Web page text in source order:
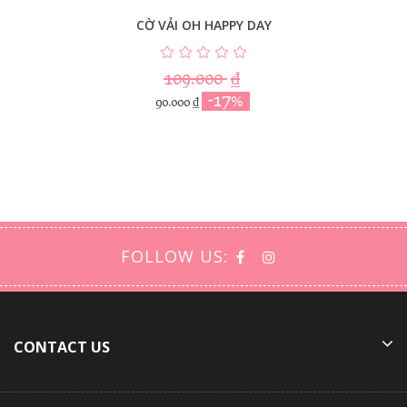
CỜ VẢI OH HAPPY DAY
109.000₫
90.000₫ -17%
FOLLOW US:
CONTACT US